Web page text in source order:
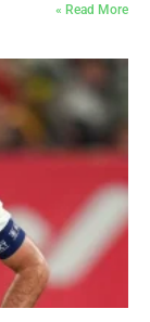
Read More »